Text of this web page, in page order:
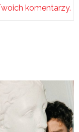
komentarzy.